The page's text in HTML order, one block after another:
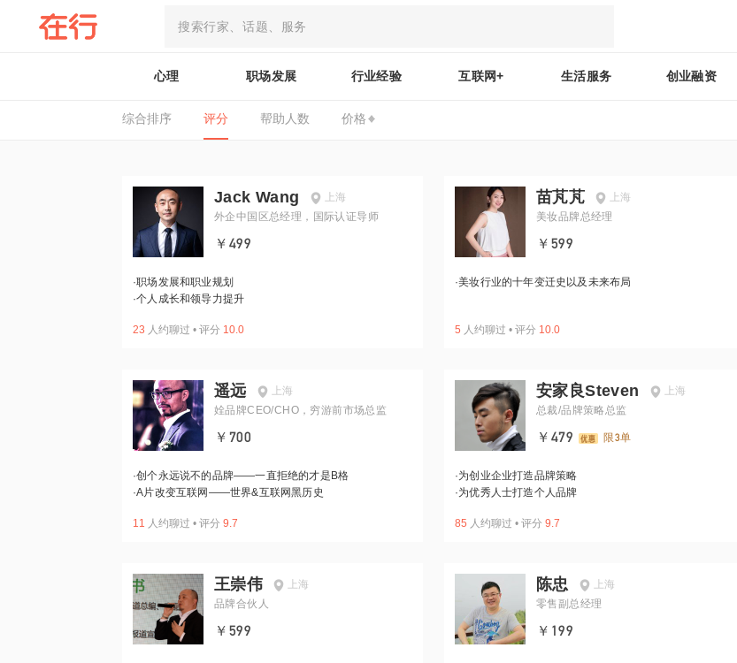
心理 职场发展 行业经验 互联网+ 生活服务 创业融资
综合排序 评分 帮助人数 价格
Jack Wang
上海
外企中国区总经理，国际认证导师
￥499
·职场发展和职业规划
·个人成长和领导力提升
23 人约聊过 • 评分 10.0
苗芃芃
上海
美妆品牌总经理
￥599
·美妆行业的十年变迁史以及未来布局
5 人约聊过 • 评分 10.0
遥远
上海
姾品牌CEO/CHO，穷游前市场总监
￥700
·创个永远说不的品牌——一直拒绝的才是B格
·A片改变互联网——世界&互联网黑历史
11 人约聊过 • 评分 9.7
安家良Steven
上海
总裁/品牌策略总监
￥479 限3单
·为创业企业打造品牌策略
·为优秀人士打造个人品牌
85 人约聊过 • 评分 9.7
王崇伟
上海
品牌合伙人
￥599
陈忠
上海
零售副总经理
￥199